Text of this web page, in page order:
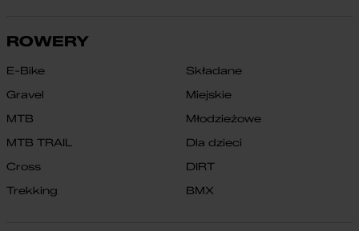
ROWERY
E-Bike
Gravel
MTB
MTB TRAIL
Cross
Trekking
Składane
Miejskie
Młodzieżowe
Dla dzieci
DIRT
BMX